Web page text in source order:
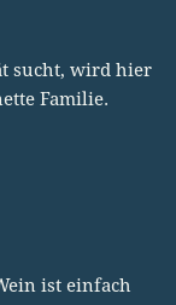
sucht, wird hier
Familie.
ist einfach